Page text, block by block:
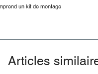
un kit de montage
Articles